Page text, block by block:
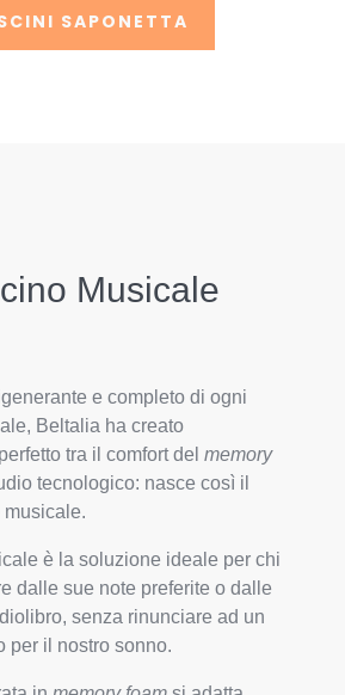
SAPONETTA
Musicale
e completo di ogni
Beltalia ha creato
tra il comfort del memory
tecnologico: nasce così il
musicale.
è la soluzione ideale per chi
dalle sue note preferite o dalle
senza rinunciare ad un
per il nostro sonno.